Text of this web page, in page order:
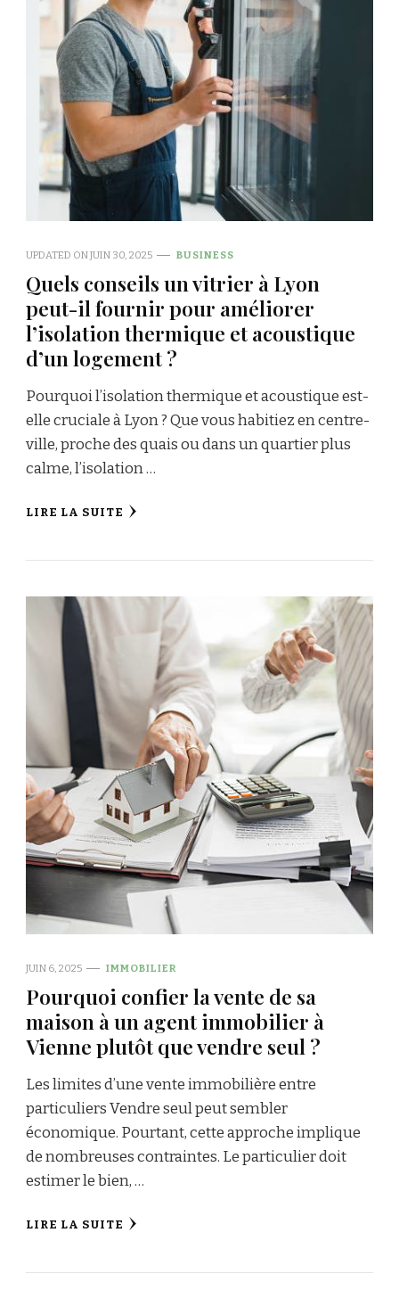
UPDATED ONJUIN 30, 2025 BUSINESS
Quels conseils un vitrier à Lyon
peut-il fournir pour améliorer
l’isolation thermique et acoustique
d’un logement ?
Pourquoi l’isolation thermique et acoustique est-
elle cruciale à Lyon ? Que vous habitiez en centre-
ville, proche des quais ou dans un quartier plus
calme, l’isolation …
LIRE LA SUITE
JUIN 6, 2025 IMMOBILIER
Pourquoi confier la vente de sa
maison à un agent immobilier à
Vienne plutôt que vendre seul ?
Les limites d’une vente immobilière entre
particuliers Vendre seul peut sembler
économique. Pourtant, cette approche implique
de nombreuses contraintes. Le particulier doit
estimer le bien, …
LIRE LA SUITE